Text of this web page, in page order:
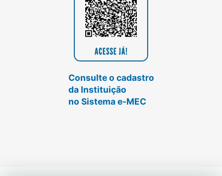
Consulte o cadastro
da Instituição
no Sistema e-MEC